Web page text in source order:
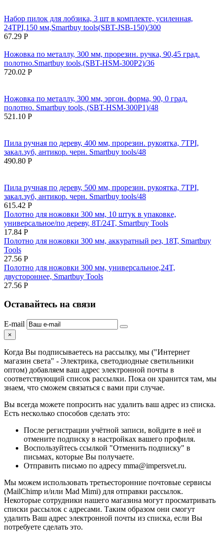
Набор пилок для лобзика, 3 шт в комплекте, усиленная,
24TPI,150 мм,Smartbuy tools(SBT-JSB-150)/300
67.29 Р
Ножовка по металлу, 300 мм, прорезин. ручка, 90,45 град.
полотно.Smartbuy tools,(SBT-HSM-300P2)/36
720.02 Р
Ножовка по металлу, 300 мм, эргон. форма, 90, 0 град.
полотно. Smartbuy tools, (SBT-HSM-300P1)/48
521.10 Р
Пила ручная по дереву, 400 мм, прорезин. рукоятка, 7TPI,
закал.зуб, антикор. черн. Smartbuy tools/48
490.80 Р
Пила ручная по дереву, 500 мм, прорезин. рукоятка, 7TPI,
закал.зуб, антикор. черн. Smartbuy tools/48
615.42 Р
Полотно для ножовки 300 мм, 10 штук в упаковке,
универсальное/по дереву, 8Т/24T, Smartbuy Tools
17.84 Р
Полотно для ножовки 300 мм, аккуратный рез, 18Т, Smartbuy
Tools
27.56 Р
Полотно для ножовки 300 мм, универсальное,24T,
двустороннее, Smartbuy Tools
27.56 Р
Оставайтесь на связи
E-mail
×
Когда Вы подписываетесь на рассылку, мы ("Интернет
магазин света" - Электрика, светодиодные светильники
оптом) добавляем ваш адрес электронной почты в
соответствующий список рассылки. Пока он хранится там, мы
знаем, что сможем связаться с вами при случае.
Вы всегда можете попросить нас удалить ваш адрес из списка.
Есть несколько способов сделать это:
После регистрации учётной записи, войдите в неё и
отмените подписку в настройках вашего профиля.
Воспользуйтесь ссылкой "Отменить подписку" в
письмах, которые Вы получаете.
Отправить письмо по адресу mma@impersvet.ru.
Мы можем использовать третьесторонние почтовые сервисы
(MailChimp и/или Mad Mimi) для отправки рассылок.
Некоторые сотрудники нашего магазина могут просматривать
списки рассылок с адресами. Таким образом они смогут
удалить Ваш адрес электронной почты из списка, если Вы
потребуете сделать это.